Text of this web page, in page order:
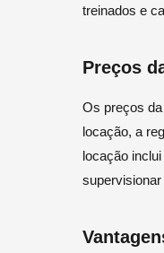
treinados e
Preços
Os preços
locação, a
locação